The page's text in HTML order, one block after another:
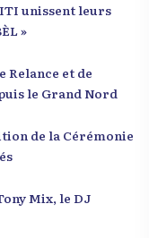
unissent leurs
»
Relance et de
le Grand Nord
de la Cérémonie
Mix, le DJ